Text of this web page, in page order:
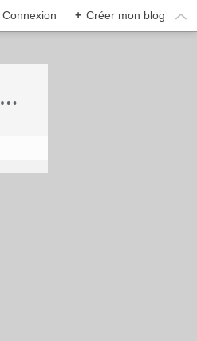
Connexion + Créer mon blog
ECONOMIE, MARKETING, COMMERCE, FORCE DE VENTE, ECOLOGIE